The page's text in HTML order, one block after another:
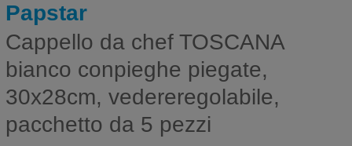
Papstar
Cappello da chef TOSCANA
bianco conpieghe piegate,
30x28cm, vedereregolabile,
pacchetto da 5 pezzi